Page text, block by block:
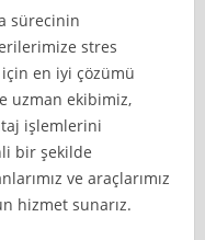
sürecinin
stres
için en iyi çözümü
uzman ekibimiz,
işlemlerini
bir şekilde
ve araçlarımız
hizmet sunarız.